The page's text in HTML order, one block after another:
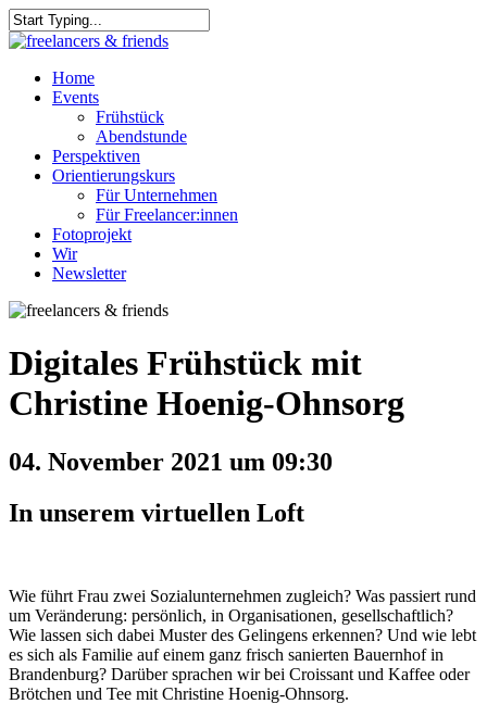
Skip
to
content
Close
Menu
Home
Events
Frühstück
Abendstunde
Perspektiven
Orientierungskurs
Für Unternehmen
Für Freelancer:innen
Fotoprojekt
Wir
Newsletter
Digitales Frühstück mit
Christine Hoenig-Ohnsorg
04. November 2021 um 09:30
In unserem virtuellen Loft
Wie führt Frau zwei Sozialunternehmen zugleich? Was passiert rund
um Veränderung: persönlich, in Organisationen, gesellschaftlich?
Wie lassen sich dabei Muster des Gelingens erkennen? Und wie lebt
es sich als Familie auf einem ganz frisch sanierten Bauernhof in
Brandenburg? Darüber sprachen wir bei Croissant und Kaffee oder
Brötchen und Tee mit Christine Hoenig-Ohnsorg.